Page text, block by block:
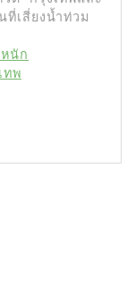
เสี่ยงน้ำท่วม
นัก
ทพ